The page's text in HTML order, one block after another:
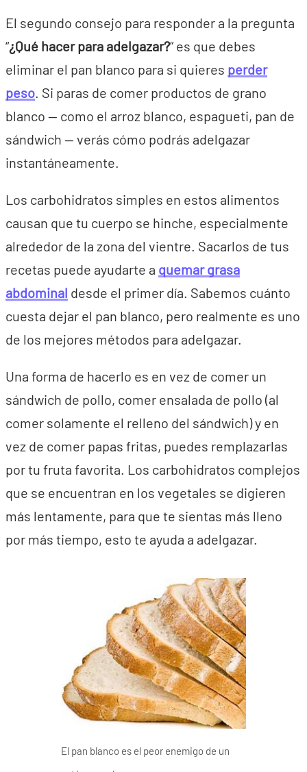
El segundo consejo para responder a la pregunta
“¿Qué hacer para adelgazar?” es que debes
eliminar el pan blanco para si quieres perder
peso. Si paras de comer productos de grano
blanco — como el arroz blanco, espagueti, pan de
sándwich — verás cómo podrás adelgazar
instantáneamente.
Los carbohidratos simples en estos alimentos
causan que tu cuerpo se hinche, especialmente
alrededor de la zona del vientre. Sacarlos de tus
recetas puede ayudarte a quemar grasa
abdominal desde el primer día. Sabemos cuánto
cuesta dejar el pan blanco, pero realmente es uno
de los mejores métodos para adelgazar.
Una forma de hacerlo es en vez de comer un
sándwich de pollo, comer ensalada de pollo (al
comer solamente el relleno del sándwich) y en
vez de comer papas fritas, puedes remplazarlas
por tu fruta favorita. Los carbohidratos complejos
que se encuentran en los vegetales se digieren
más lentamente, para que te sientas más lleno
por más tiempo, esto te ayuda a adelgazar.
El pan blanco es el peor enemigo de un